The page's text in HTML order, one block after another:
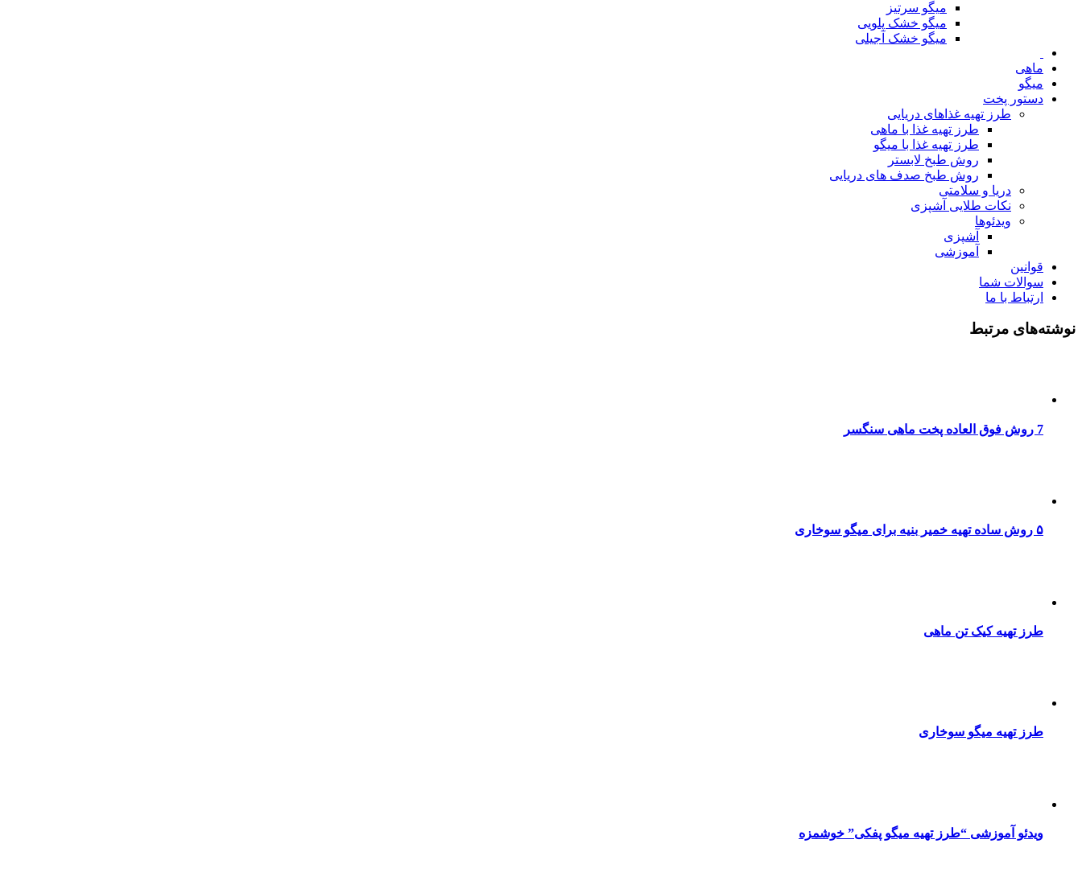
میگو سرتیز
میگو خشک پلویی
میگو خشک آجیلی
ماهی
میگو
دستور پخت
طرز تهیه غذاهای دریایی
طرز تهیه غذا با ماهی
طرز تهیه غذا با میگو
روش طبخ لابستر
روش طبخ صدف های دریایی
دریا و سلامتی
نکات طلایی آشپزی
ویدئوها
آشپزی
آموزشی
قوانین
سوالات شما
ارتباط با ما
نوشته‌های مرتبط
7 روش فوق العاده پخت ماهی سنگسر
۵ روش ساده تهیه خمیر بنیه برای میگو سوخاری
طرز تهیه کیک تن ماهی
طرز تهیه میگو سوخاری
ویدئو آموزشی “طرز تهیه میگو پفکی” خوشمزه